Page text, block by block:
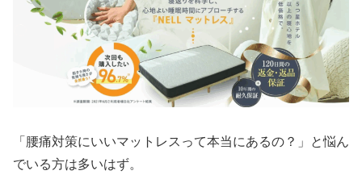
「腰痛対策にいいマットレスって本当にあるの？」と悩ん
でいる方は多いはず。